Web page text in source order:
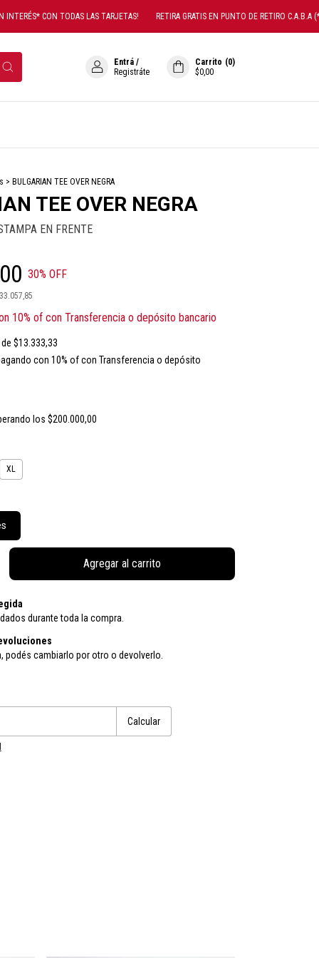
CON TODAS LAS TARJETAS! RETIRA GRATIS EN PUNTO DE RETIRO C.A.B.A (*)
Entrá /
Registráte
Carrito (0)
$0,00
> BULGARIAN TEE OVER NEGRA
TEE OVER NEGRA
EN FRENTE
30% OFF
10% of con Transferencia o depósito bancario
$13.333,33
con 10% of con Transferencia o depósito
los$200.000,00
XL
durante toda la compra.
podés cambiarlo por otro o devolverlo.
Calcular